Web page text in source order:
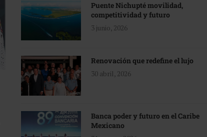
Puente Nichupté movilidad,
competitividad y futuro
3 junio, 2026
Renovación que redefine el lujo
30 abril, 2026
Banca poder y futuro en el Caribe
Mexicano